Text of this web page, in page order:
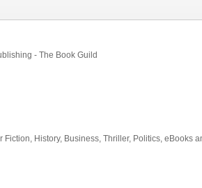
- The Book Guild
Fiction, History, Business, Thriller, Politics, eBooks